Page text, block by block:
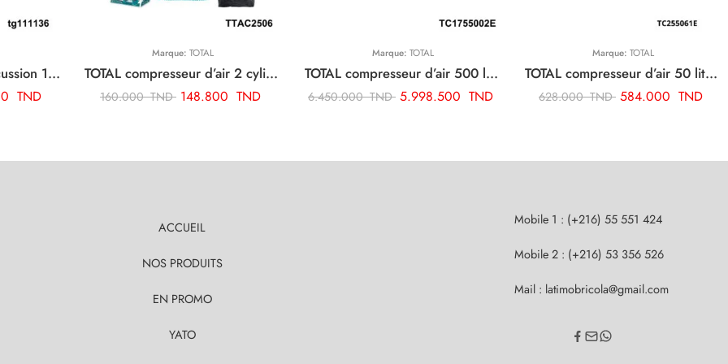
TOTAL perceuse a percussion 13mm-1010w TG111136
TND
Marque: TOTAL
TOTAL compresseur d’air 2 cylindre TTAC2506
160.000TND 148.800 TND
Marque: TOTAL
TOTAL compresseur d’air 500 litre 7.5hp TC1755002E
6.450.000TND 5.998.500 TND
Marque: TOTAL
TOTAL compresseur d’air 50 litre TC255061E
628.000TND 584.000 TND
ACCUEIL
NOS PRODUITS
EN PROMO
YATO
Mobile 1 : (+216) 55 551 424
Mobile 2 : (+216) 53 356 526
Mail : latimobricola@gmail.com